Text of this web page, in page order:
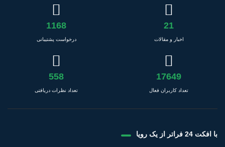
21
اخبار و مقالات
1168
درخواست پشتیبانی
17649
تعداد کاربران فعال
558
تعداد نظرات دریافتی
با افکت 24 فراتر از یک رویا